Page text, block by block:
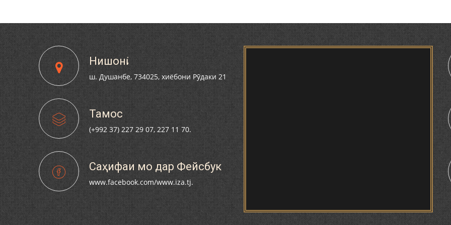
ҶУҒРОФИИ ВАРЗОБ (ДАР АСОСИ МАВОДИ
ЗАБОНҲОИ ШАРҚИИ ЭРОНӢ) МИРЗОЕВ
САЙФИДДИН ҶАБОРОВИЧ.
Нишонӣ
ш. Душанбе, 734025, хиёбони Рӯдаки 21
Тамос
(+992 37) 227 29 07, 227 11 70.
Саҳифаи мо дар Фейсбук
www.facebook.com/www.iza.tj.